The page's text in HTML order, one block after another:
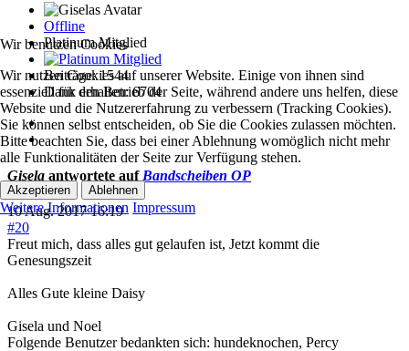
Offline
Platinum Mitglied
Beiträge: 1544
Dank erhalten: 6704
Gisela antwortete auf Bandscheiben OP
10 Aug. 2017 16:19
#20
Freut mich, dass alles gut gelaufen ist, Jetzt kommt die
Genesungszeit
Alles Gute kleine Daisy
Gisela und Noel
Folgende Benutzer bedankten sich: hundeknochen, Percy
Wir benutzen Cookies
Wir nutzen Cookies auf unserer Website. Einige von ihnen sind
essenziell für den Betrieb der Seite, während andere uns helfen, diese
Website und die Nutzererfahrung zu verbessern (Tracking Cookies).
Sie können selbst entscheiden, ob Sie die Cookies zulassen möchten.
Bitte beachten Sie, dass bei einer Ablehnung womöglich nicht mehr
alle Funktionalitäten der Seite zur Verfügung stehen.
Akzeptieren Ablehnen
Weitere Informationen Impressum